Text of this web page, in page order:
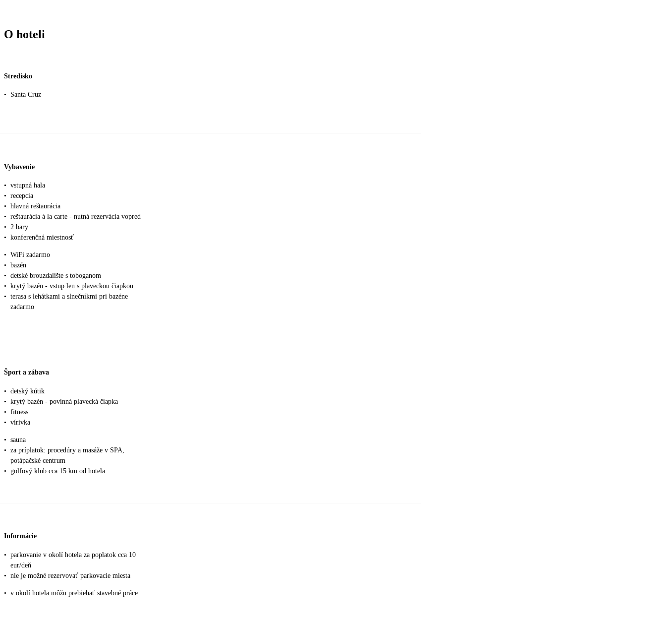
O hoteli
Stredisko
• Santa Cruz
Vybavenie
• vstupná hala
• recepcia
• hlavná reštaurácia
• reštaurácia à la carte - nutná rezervácia vopred
• 2 bary
• konferenčná miestnosť
• WiFi zadarmo
• bazén
• detské brouzdalište s toboganom
• krytý bazén - vstup len s plaveckou čiapkou
• terasa s lehátkami a slnečníkmi pri bazéne
zadarmo
Šport a zábava
• detský kútik
• krytý bazén - povinná plavecká čiapka
• fitness
• vírivka
• sauna
• za príplatok: procedúry a masáže v SPA,
potápačské centrum
• golfový klub cca 15 km od hotela
Informácie
• parkovanie v okolí hotela za poplatok cca 10
eur/deň
• nie je možné rezervovať parkovacie miesta
• v okolí hotela môžu prebiehať stavebné práce